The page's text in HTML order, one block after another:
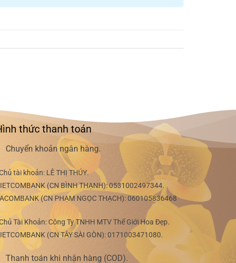
thức thanh toán
Chuyển khoản ngân hàng.
tài khoản: LÊ THỊ THÚY.
(CN BÌNH THẠNH):0531002497344.
(CN PHẠM NGỌC THẠCH):060105836468
Tài Khoản: Công Ty TNHH MTV Thế Giới Hoa Đẹp.
(CN TÂY SÀI GÒN):0171003471080.
Thanh toán khi nhận hàng (COD).